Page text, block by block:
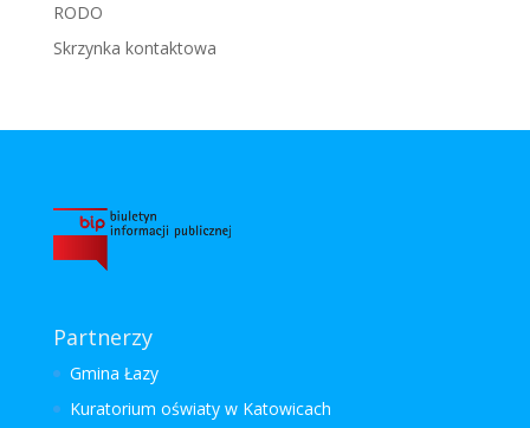
RODO
Skrzynka kontaktowa
Partnerzy
Gmina Łazy
Kuratorium oświaty w Katowicach